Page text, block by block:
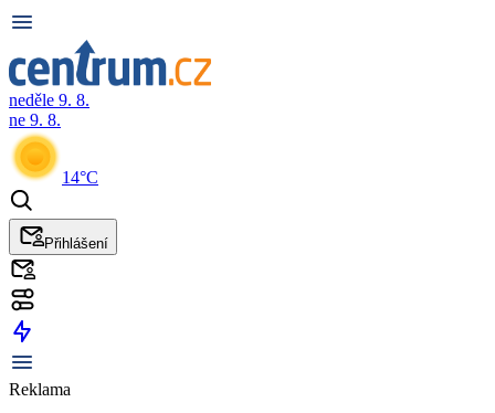
neděle 9. 8.
ne 9. 8.
14°C
Přihlášení
Reklama